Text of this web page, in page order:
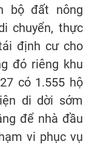
bộ đất nông
chuyển, thực
định cư cho
đó riêng khu
có 1.555 hộ
di dời sớm
để nhà đầu
vi phục vụ